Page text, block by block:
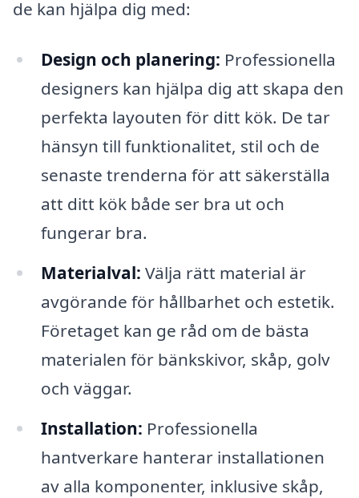
de kan hjälpa dig med:
Design och planering: Professionella
designers kan hjälpa dig att skapa den
perfekta layouten för ditt kök. De tar
hänsyn till funktionalitet, stil och de
senaste trenderna för att säkerställa
att ditt kök både ser bra ut och
fungerar bra.
Materialval: Välja rätt material är
avgörande för hållbarhet och estetik.
Företaget kan ge råd om de bästa
materialen för bänkskivor, skåp, golv
och väggar.
Installation: Professionella
hantverkare hanterar installationen
av alla komponenter, inklusive skåp,